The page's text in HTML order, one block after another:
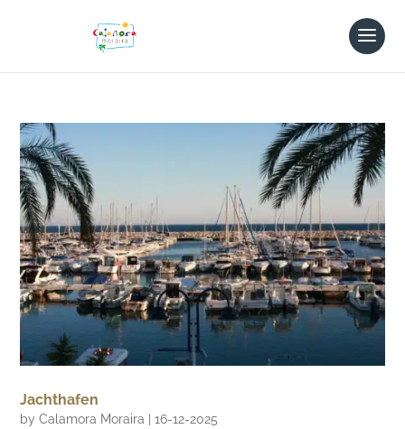
Jachthafen
byCalamora Moraira |16-12-2025